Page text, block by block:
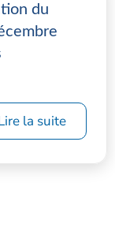
du
la suite